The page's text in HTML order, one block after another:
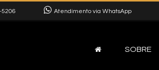
5206 Atendimento via WhatsApp
SOBRE